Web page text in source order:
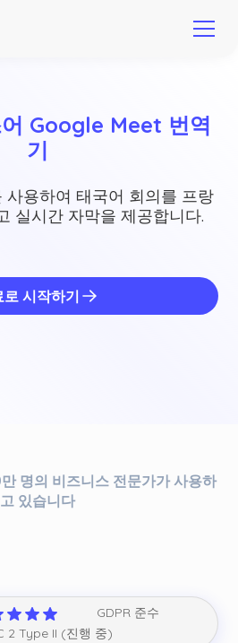
Google Meet 번역
기
용하여 태국어 회의를 프랑
실시간 자막을 제공합니다.
로 시작하기
만 명의 비즈니스 전문가가 사용하
고 있습니다
GDPR 준수
2 Type II (진행 중)